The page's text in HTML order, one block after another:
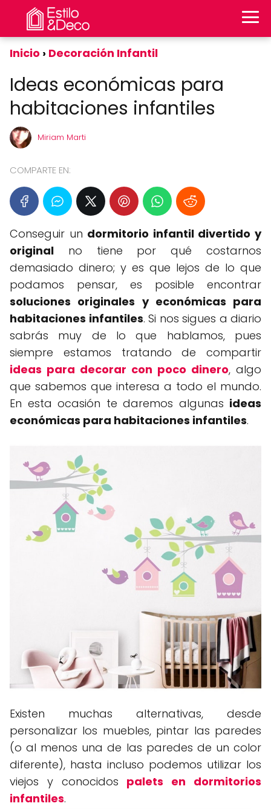
Inicio Decoración Infantil
Ideas económicas para
habitaciones infantiles
Miriam Marti
COMPARTE EN:
Conseguir un dormitorio infantil divertido y
original no tiene por qué costarnos
demasiado dinero; y es que lejos de lo que
podamos pensar, es posible encontrar
soluciones originales y económicas para
habitaciones infantiles. Si nos sigues a diario
sabrás muy de lo que hablamos, pues
siempre estamos tratando de compartir
ideas para decorar con poco dinero, algo
que sabemos que interesa a todo el mundo.
En esta ocasión te daremos algunas ideas
económicas para habitaciones infantiles.
Existen muchas alternativas, desde
personalizar los muebles, pintar las paredes
(o al menos una de las paredes de un color
diferente), hasta incluso podemos utilizar los
viejos y conocidos palets en dormitorios
infantiles.